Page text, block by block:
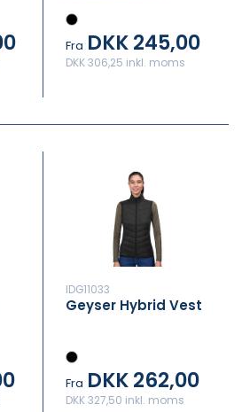
Fra DKK 245,00
DKK 306,25 inkl. moms
IDG11033
Geyser Hybrid Vest
Fra DKK 262,00
DKK 327,50 inkl. moms